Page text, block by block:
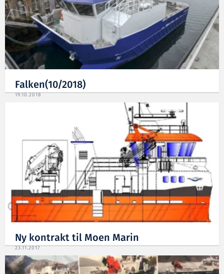
Falken(10/2018)
19.10.2018
Ny kontrakt til Moen Marin
23.11.2017